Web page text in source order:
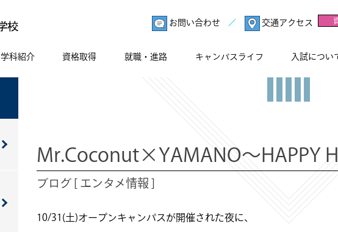
お問い合わせ 交通アクセス
学科紹介 資格取得 就職・進路 キャンパスライフ 入試につい
Mr.Coconut×YAMANO～HAPPY
ブログ [ エンタメ情報 ]
10/31(土)オープンキャンパスが開催された夜に、